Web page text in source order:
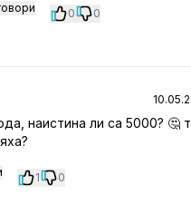
0 0
наистина ли са 5000? 🤔
1 0